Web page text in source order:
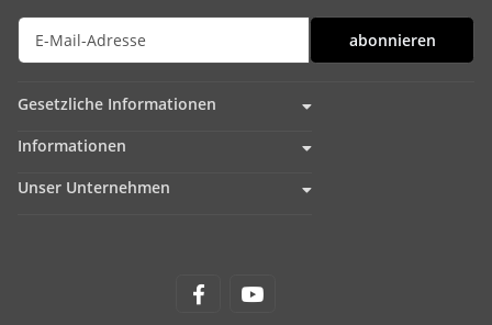
abonnieren
Gesetzliche Informationen
Informationen
Unser Unternehmen